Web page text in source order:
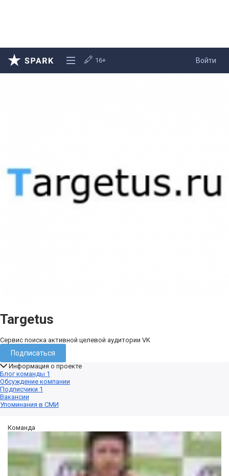
Войти
16+
Targetus
Сервис поиска активной целевой аудитории VK
Подписаться
Информация о проекте
Блог команды 1
Обсуждение компании
Подписчики 1
Вакансии
Упоминания в СМИ
Команда